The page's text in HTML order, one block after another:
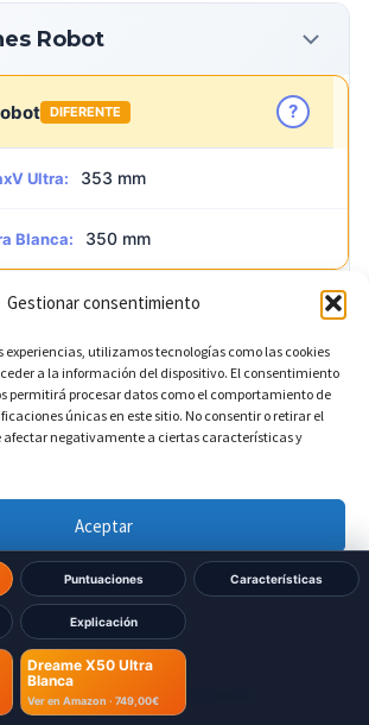
Gestionar consentimiento
experiencias, utilizamos tecnologías como las cookies
a la información del dispositivo. El consentimiento
permitirá procesar datos como el comportamiento de
únicas en este sitio. No consentir o retirar el
negativamente a ciertas características y
Aceptar
Denegar
Ver preferencias
cookies Política de Privacidad
Puntuaciones Características
Explicación
Dreame X50 Ultra
Blanca
Ver en Amazon · 749,00€
Robot
DIFERENTE ?
Ultra: 353 mm
Blanca: 350 mm
Ultra: 103 mm
Blanca:
Base
DIFERENTE
Ultra: 409 mm